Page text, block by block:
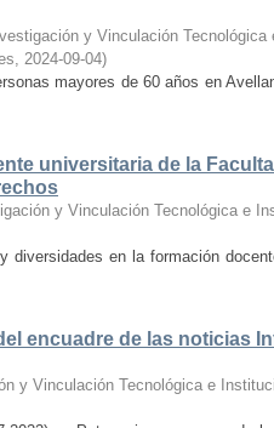
y Vinculación
, 2024-09-04)
mayores de 60 años en
universitaria de la
y Vinculación Tecnológica e
en la formación
encuadre de las noticias
y Vinculación Tecnológica e